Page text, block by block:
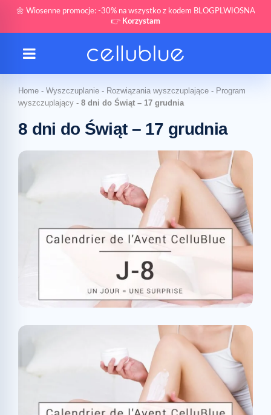
🌼 Wiosenne promocje: -30% na wszystko z kodem BLOGPLWIOSNA
👉 Korzystam
Home - Wyszczuplanie - Rozwiązania wyszczuplające - Program
wyszczuplający - 8 dni do Świąt – 17 grudnia
8 dni do Świąt – 17 grudnia